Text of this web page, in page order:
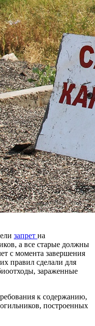
запрет на
а все старые должны
с момента завершения
правил сделали для
зараженные
к содержанию,
построенных